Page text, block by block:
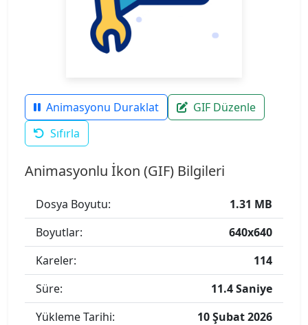
Animasyonu Duraklat
GIF Düzenle
Sıfırla
Animasyonlu İkon (GIF) Bilgileri
Dosya Boyutu:
1.31 MB
Boyutlar:
640x640
Kareler:
114
Süre:
11.4 Saniye
Yükleme Tarihi:
10 Şubat 2026